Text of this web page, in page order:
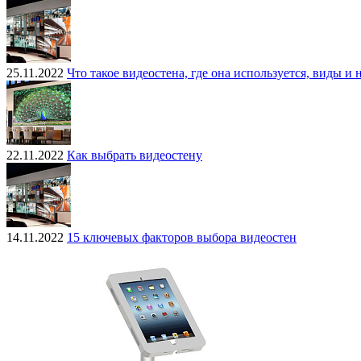
25.11.2022 Что такое видеостена, где она используется, виды и
22.11.2022 Как выбрать видеостену
14.11.2022 15 ключевых факторов выбора видеостен